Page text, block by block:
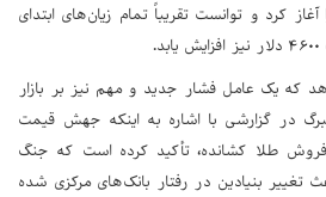
کرد و توانست تقریباً تمام زیان‌های ابتدای
که یک عامل فشار جدید و مهم نیز بر بازار
در گزارشی با اشاره به اینکه جهش قیمت
فروش طلا کشانده، تأکید کرده است که جنگ
تغییر بنیادین در رفتار بانک‌های مرکزی شده